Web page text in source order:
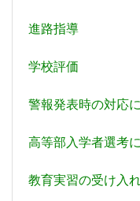
進路指導
学校評価
警報発表時の対応
高等部入学者選考
教育実習の受け入